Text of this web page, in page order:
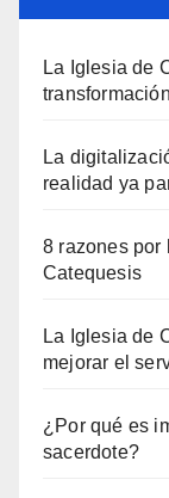
La Iglesia de
La
realidad ya
8 razones por
Catequesis
La Iglesia de
mejorar el
¿Por qué es
sacerdote?